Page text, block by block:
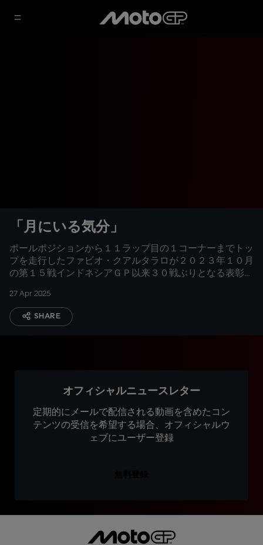
「月にいる気分」
ポールポジションから１１ラップ目の１コーナーまでトッ
プを走行したファビオ・クアルタラロが２０２３年１０月
の第１５戦インドネシアＧＰ以来３０戦ぶりとなる表彰台
27 Apr 2025
SHARE
オフィシャルニュースレター
定期的にメールで配信される動画を含めたコン
テンツの受信を希望する場合、オフィシャルウ
ェブにユーザー登録